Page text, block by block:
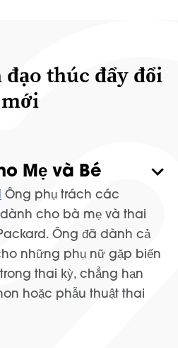
thúc đẩy đổi
mới
Mẹ và Bé
Ông phụ trách các
cho bà mẹ và thai
Ông đã dành cả
những phụ nữ gặp biến
thai kỳ, chẳng hạn
hoặc phẫu thuật thai